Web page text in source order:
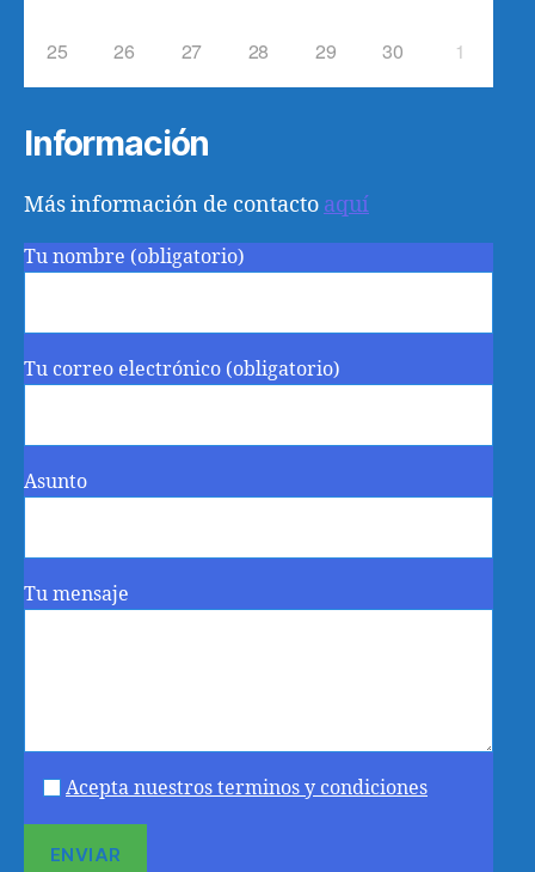
25 26 27 28 29 30 1
Información
Más información de contacto aquí
Tu nombre (obligatorio)
Tu correo electrónico (obligatorio)
Asunto
Tu mensaje
Acepta nuestros terminos y condiciones